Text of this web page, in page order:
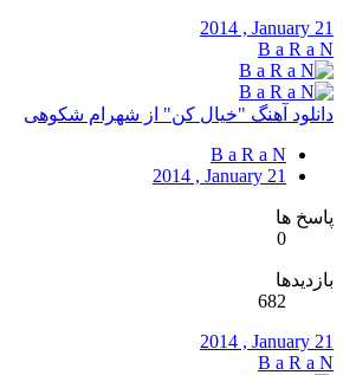
2014 , January 21
B a R a N
دانلود آهنگ "خیال کن" از شهرام شکوهی
B a R a N
2014 , January 21
پاسخ ها
0
بازدیدها
682
2014 , January 21
B a R a N